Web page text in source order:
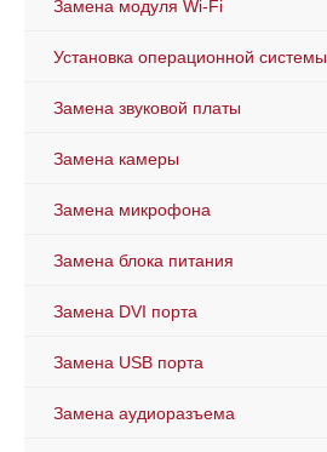
Замена модуля Wi-Fi
Установка операционной системы
Замена звуковой платы
Замена камеры
Замена микрофона
Замена блока питания
Замена DVI порта
Замена USB порта
Замена аудиоразъема